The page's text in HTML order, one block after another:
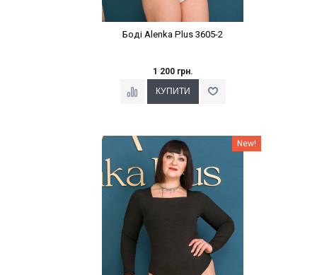
Боді Alenka Plus 3605-2
1 200 грн.
Наклейки Варіант з % New!